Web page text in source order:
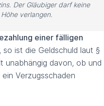
Der Gläubiger darf keine
verlangen.
einer fälligen
so ist die Geldschuld laut §
unabhängig davon, ob und
Verzugsschaden